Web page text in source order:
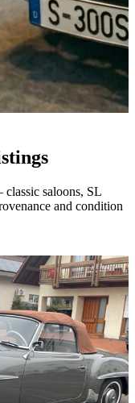
saloons, SL
and condition